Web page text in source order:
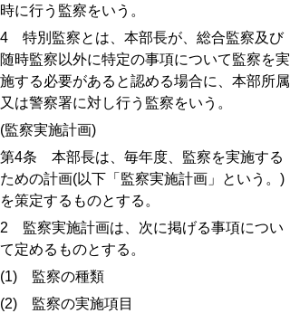
時に行う監察をいう。
4 特別監察とは、本部長が、総合監察及び
随時監察以外に特定の事項について監察を実
施する必要があると認める場合に、本部所属
又は警察署に対し行う監察をいう。
(監察実施計画)
第4条 本部長は、毎年度、監察を実施する
ための計画(以下「監察実施計画」という。 )
を策定するものとする。
2 監察実施計画は、次に掲げる事項につい
て定めるものとする。
(1) 監察の種類
(2) 監察の実施項目